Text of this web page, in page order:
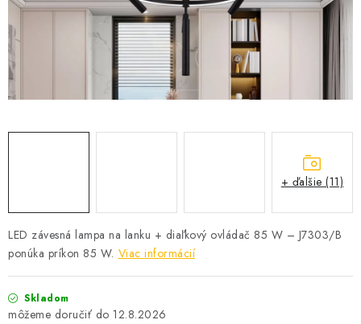
SEZÓNNE VÝPREDAJE POĽNOPOTREBY
DOM A ZÁHRADA
OBCHODNÉ PODMIENKY
Reklamácie a formulár na odstúpenie od zmluvy
Obchodné podmienky
Podmienky ochrany osobných údajov
O nás - MEGALED & JANTON Zákamenné
Zľavy pre profíkov
LED závesná lampa na lanku + diaľkový ovládač 85 W – J7303/B
ponúka príkon 85 W. Viac informácií
Skladom
12.8.2026
+ ďalšie (11)